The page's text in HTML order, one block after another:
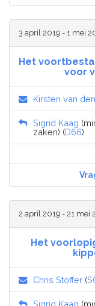
3 april 2019 - 1 mei
Het
voor
Kirsten van
Sigrid Kaag
zaken) (D66)
2 april 2019 - 21 mei
Het
Chris Stoffer (